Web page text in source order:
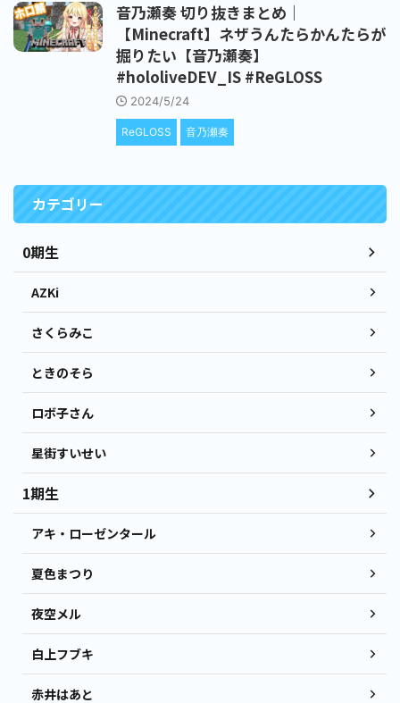
音乃瀬奏 切り抜きまとめ｜
【Minecraft】ネザうんたらかんたらが
掘りたい【音乃瀬奏】
#hololiveDEV_IS #ReGLOSS
2024/5/24
ReGLOSS 音乃瀬奏
カテゴリー
0期生
AZKi
さくらみこ
ときのそら
ロボ子さん
星街すいせい
1期生
アキ・ローゼンタール
夏色まつり
夜空メル
白上フブキ
赤井はあと